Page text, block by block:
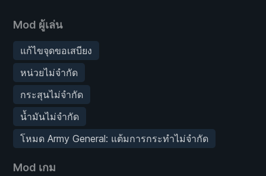
Mod ผู้เล่น
แก้ไขจุดขอเสบียง
หน่วยไม่จำกัด
กระสุนไม่จำกัด
น้ำมันไม่จำกัด
โหมด Army General: แต้มการกระทำไม่จำกัด
Mod เกม